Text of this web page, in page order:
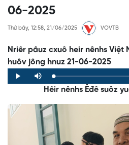
06-2025
Thứ bảy, 12:58, 21/06/2025 VOVTB
Nriêr pâuz cxuô heir nênhs Việt
huôv jông hnuz 21-06-2025
Play Mute Loaded:
0%
Progress:
0%
Hêir nênhs Êđê suôz